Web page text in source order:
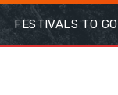
FESTIVALS TO GO